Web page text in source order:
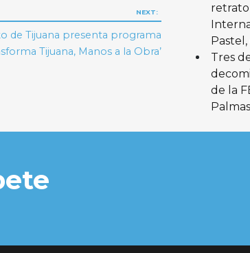
NEXT:
de Tijuana presenta programa
Tijuana, Manos a la Obra’
retrato
Tres
de la
Palmas